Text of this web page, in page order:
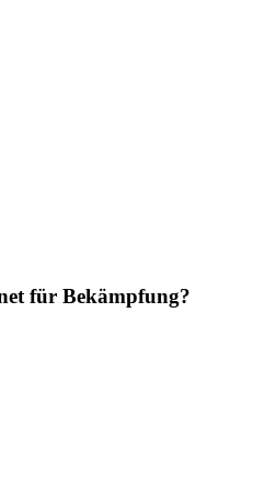
für Bekämpfung?